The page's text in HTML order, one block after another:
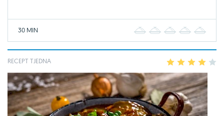
30 MIN 2 3 4
RECEPT TJEDNA 2 3 4